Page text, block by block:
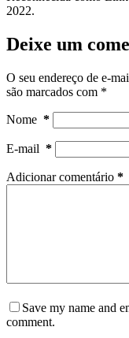
2022.
Deixe um
O seu endereço de e-
são marcados com *
Nome *
E-mail *
Adicionar comentário *
Save my name and
comment.